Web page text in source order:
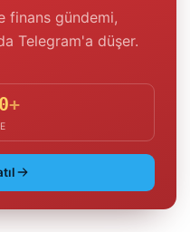
finans gündemi,
Telegram'a düşer.
+